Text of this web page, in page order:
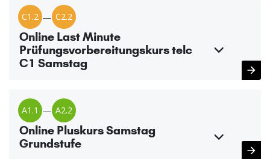
C1.2 — C2.2
Online Last Minute
Prüfungsvorbereitungskurs telc
C1 Samstag
A1.1 — A2.2
Online Pluskurs Samstag
Grundstufe